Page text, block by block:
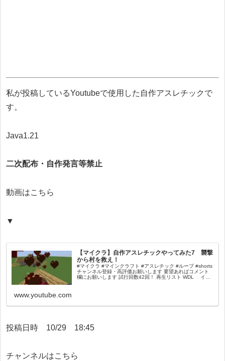
私が投稿しているYoutubeで使用した自作アスレチックで
す。
Java1.21
二次配布・自作発言等禁止
動画はこちら
▼
【マイクラ】自作アスレチックやってみた7 襲撃
から村を救え！
#マイクラ #マインクラフト #アスレチック #ループ #shorts
チャンネル登録・高評価お願いします 要望あればコメント
欄にお願いします 試行回数42回！ 再生リスト WDL イラ
www.youtube.com
投稿日時 10/29 18:45
チャンネルはこちら